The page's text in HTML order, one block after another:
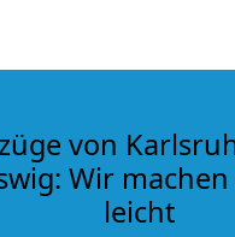
von
Wir
leicht